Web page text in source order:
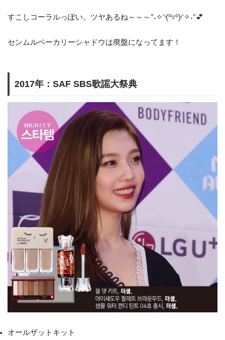
すこしコーラルっぽい。ツヤあるね～～～°˖✧◝(⁰▿⁰)◜✧˖°💕
センムルベーカリーシャドウは廃盤になってます！
2017年：SAF SBS歌謡大祭典
オールザットキット